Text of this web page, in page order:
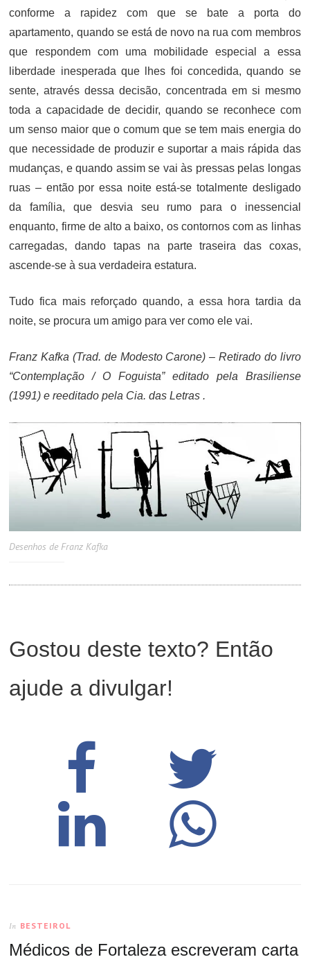
conforme a rapidez com que se bate a porta do
apartamento, quando se está de novo na rua com membros
que respondem com uma mobilidade especial a essa
liberdade inesperada que lhes foi concedida, quando se
sente, através dessa decisão, concentrada em si mesmo
toda a capacidade de decidir, quando se reconhece com
um senso maior que o comum que se tem mais energia do
que necessidade de produzir e suportar a mais rápida das
mudanças, e quando assim se vai às pressas pelas longas
ruas – então por essa noite está-se totalmente desligado
da família, que desvia seu rumo para o inessencial
enquanto, firme de alto a baixo, os contornos com as linhas
carregadas, dando tapas na parte traseira das coxas,
ascende-se à sua verdadeira estatura.
Tudo fica mais reforçado quando, a essa hora tardia da
noite, se procura um amigo para ver como ele vai.
Franz Kafka (Trad. de Modesto Carone) – Retirado do livro
“Contemplação / O Foguista” editado pela Brasiliense
(1991) e reeditado pela Cia. das Letras .
Desenhos de Franz Kafka
Gostou deste texto? Então
ajude a divulgar!
In BESTEIROL
Médicos de Fortaleza escreveram carta